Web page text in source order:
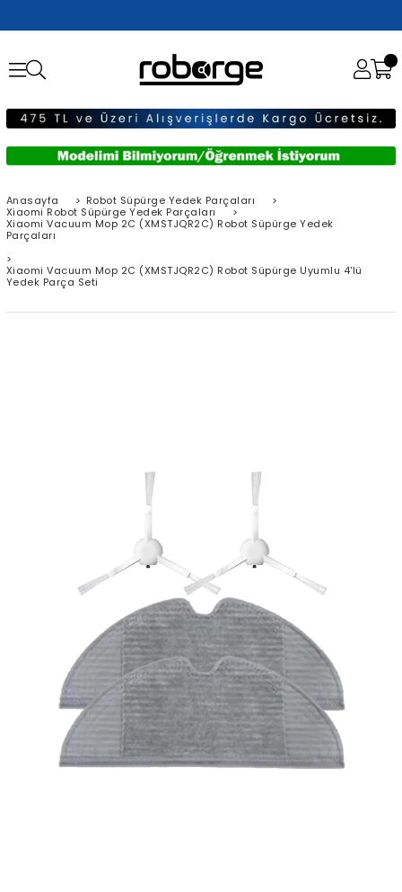
Anasayfa > Robot Süpürge Yedek Parçaları
>
Xiaomi Robot Süpürge Yedek Parçaları
>
Xiaomi Vacuum Mop 2C (XMSTJQR2C) Robot Süpürge Yedek
Parçaları
>
Xiaomi Vacuum Mop 2C (XMSTJQR2C) Robot Süpürge Uyumlu 4'lü
Yedek Parça Seti